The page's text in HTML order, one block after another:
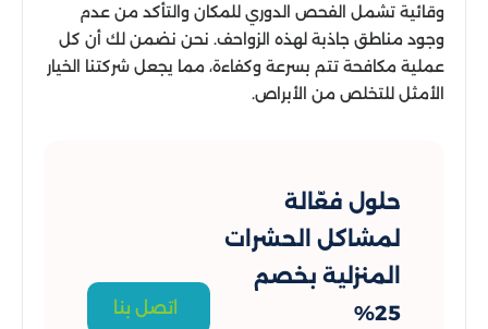
وقائية تشمل الفحص الدوري للمكان والتأكد من عدم
وجود مناطق جاذبة لهذه الزواحف. نحن نضمن لك أن كل
عملية مكافحة تتم بسرعة وكفاءة، مما يجعل شركتنا الخيار
الأمثل للتخلص من الأبراص.
حلول فعّالة
لمشاكل الحشرات
المنزلية بخصم
25%
اتصل بنا